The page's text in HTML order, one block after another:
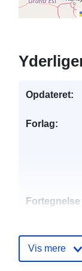
Opdateret:
Forlag:
Vis mere